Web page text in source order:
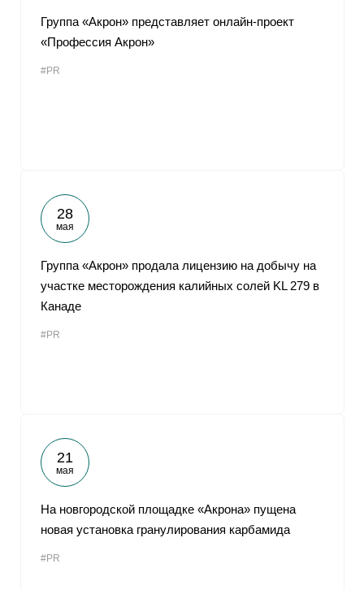
Группа «Акрон» представляет онлайн-проект
«Профессия Акрон»
#PR
28
мая
Группа «Акрон» продала лицензию на добычу на
участке месторождения калийных солей KL 279 в
Канаде
#PR
21
мая
На новгородской площадке «Акрона» пущена
новая установка гранулирования карбамида
#PR